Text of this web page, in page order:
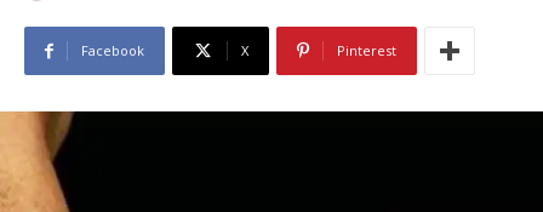
Facebook X Pinterest